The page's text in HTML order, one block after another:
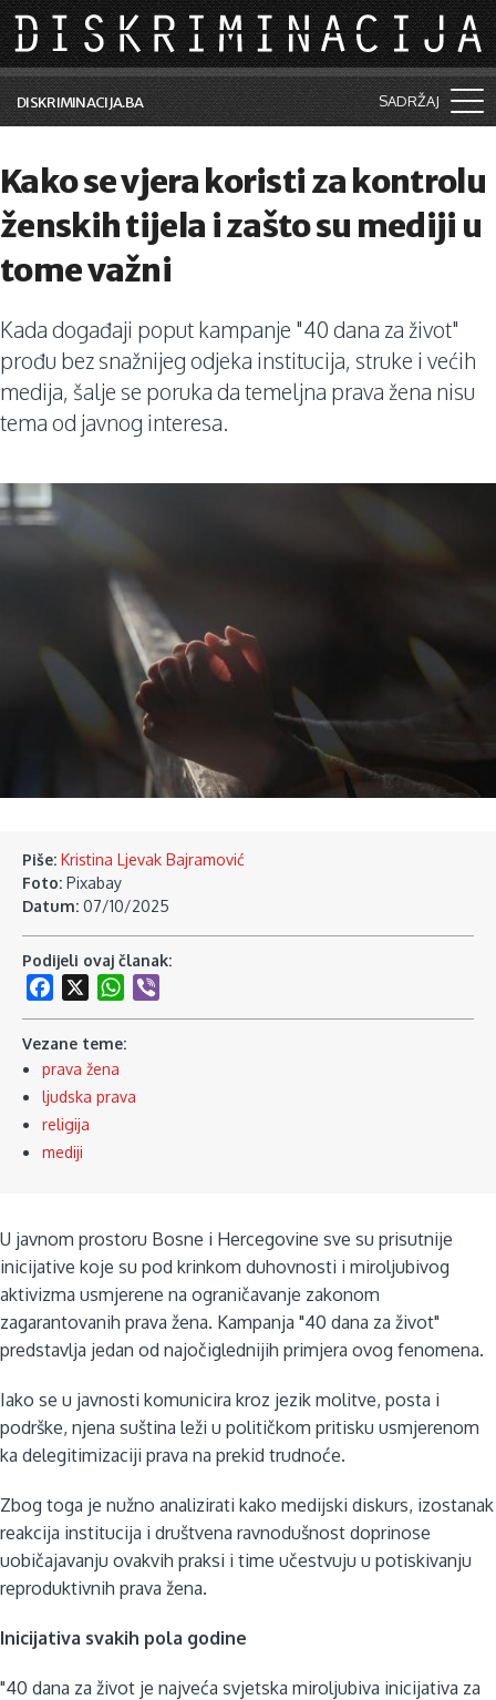
Skip to main content
DISKRIMINACIJA.BA SADRŽAJ
Vijesti i događaji
Aktuelne teme
Kolumne
Lične priče
Saradnja sa medijima
Pretraga
Kako se vjera koristi za kontrolu
ženskih tijela i zašto su mediji u
tome važni
Kada događaji poput kampanje "40 dana za život"
prođu bez snažnijeg odjeka institucija, struke i većih
medija, šalje se poruka da temeljna prava žena nisu
tema od javnog interesa.
Piše: Kristina Ljevak Bajramović
Foto: Pixabay
Datum: 07/10/2025
Podijeli ovaj članak:
Facebook
WhatsApp
Vezane teme:
prava žena
ljudska prava
religija
mediji
U javnom prostoru Bosne i Hercegovine sve su prisutnije
inicijative koje su pod krinkom duhovnosti i miroljubivog
aktivizma usmjerene na ograničavanje zakonom
zagarantovanih prava žena. Kampanja "40 dana za život"
predstavlja jedan od najočiglednijih primjera ovog fenomena.
Iako se u javnosti komunicira kroz jezik molitve, posta i
podrške, njena suština leži u političkom pritisku usmjerenom
ka delegitimizaciji prava na prekid trudnoće.
Zbog toga je nužno analizirati kako medijski diskurs, izostanak
reakcija institucija i društvena ravnodušnost doprinose
uobičajavanju ovakvih praksi i time učestvuju u potiskivanju
reproduktivnih prava žena.
Inicijativa svakih pola godine
"40 dana za život je najveća svjetska miroljubiva inicijativa za